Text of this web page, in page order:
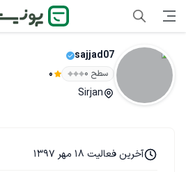
sajjad07
سطح ۰ 0
Sirjan
آخرین فعالیت 18 مهر 1397